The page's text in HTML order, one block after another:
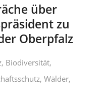
über
zu
Oberpfalz
, Biodiversität,
, Wälder,